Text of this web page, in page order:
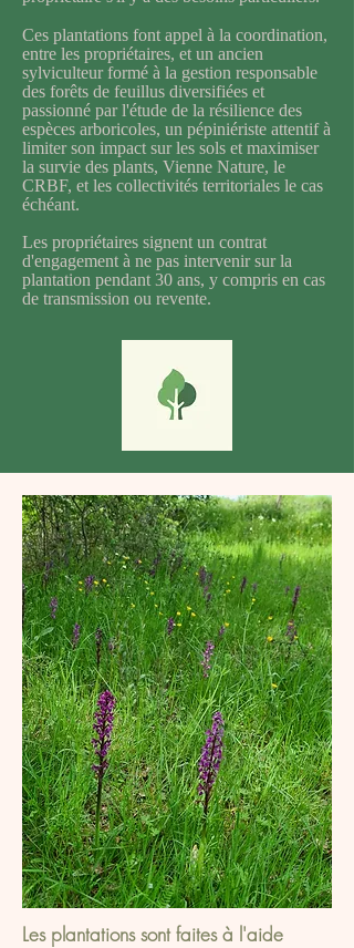
Ces plantations font appel à la coordination,
entre les propriétaires, et un ancien
sylviculteur formé à la gestion responsable
des forêts de feuillus diversifiées et
passionné par l'étude de la résilience des
espèces arboricoles, un pépiniériste attentif à
limiter son impact sur les sols et maximiser
la survie des plants, Vienne Nature, le
CRBF, et les collectivités territoriales le cas
échéant.
Les propriétaires signent un contrat
d'engagement à ne pas intervenir sur la
plantation pendant 30 ans, y compris en cas
de transmission ou revente.
Les plantations sont faites à l'aide